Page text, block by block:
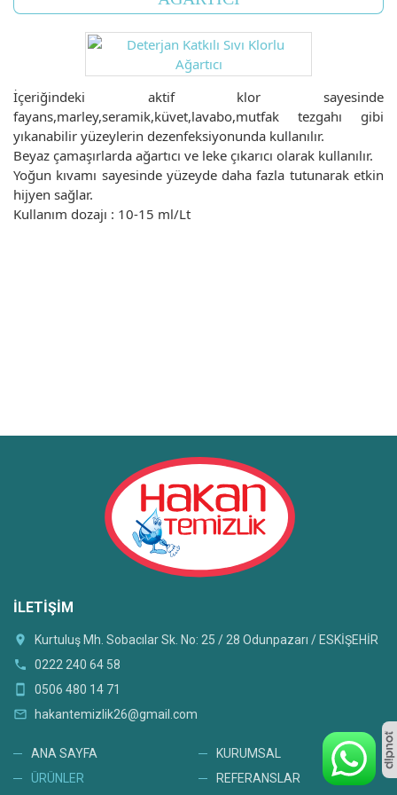
İçeriğindeki aktif klor sayesinde
fayans,marley,seramik,küvet,lavabo,mutfak tezgahı gibi
yıkanabilir yüzeylerin dezenfeksiyonunda kullanılır.
Beyaz çamaşırlarda ağartıcı ve leke çıkarıcı olarak kullanılır.
Yoğun kıvamı sayesinde yüzeyde daha fazla tutunarak etkin
hijyen sağlar.
Kullanım dozajı : 10-15 ml/Lt
İLETIŞIM
location_on
Kurtuluş Mh. Sobacılar Sk. No: 25 / 28 Odunpazarı / ESKİŞEHİR
phone
0222 240 64 58
smartphone
0506 480 14 71
mail_outline
hakantemizlik26@gmail.com
ANA SAYFA
KURUMSAL
ÜRÜNLER
REFERANSLAR